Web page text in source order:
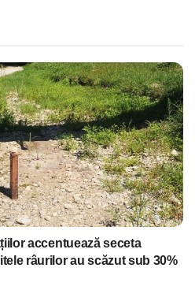
accentuează seceta
râurilor au scăzut sub 30%